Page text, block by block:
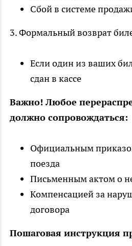
Сбой в системе
3. Формальный возврат
Если один из ваших
сдан в кассе
Важно! Любое
должно сопровождаться:
Официальным
поезда
Письменным актом о
Компенсацией за
договора
Пошаговая инструкция